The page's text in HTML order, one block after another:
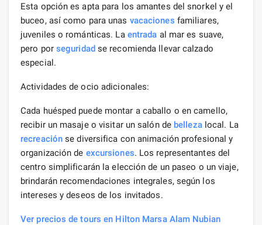
Esta opción es apta para los amantes del snorkel y el
buceo, así como para unas vacaciones familiares,
juveniles o románticas. La entrada al mar es suave,
pero por seguridadse recomienda llevar calzado
especial.
Actividades de ocio adicionales:
Cada huésped puede montar a caballo o en camello,
recibir un masaje o visitar un salón de bellezalocal. La
recreación se diversifica con animación profesional y
organización de excursiones. Los representantes del
centro simplificarán la elección de un paseo o un viaje,
brindarán recomendaciones integrales, según los
intereses y deseos de los invitados.
Ver precios de tours en Hilton Marsa Alam Nubian